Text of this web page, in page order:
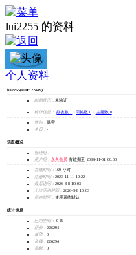
lui2255 的资料
lui2255
加为好友
发消息
个人资料
lui2255(UID: 22449)
邮箱状态： 未验证
统计信息： 好友数 1 回帖数 0 主题数 0
性别： 保密
生日： -
活跃概况
管理组：
用户组： 永久会员 有效期至 2034-11-01 00:00
在线时间： 169 小时
注册时间： 2023-11-11 10:22
最后访问： 2026-8-8 10:03
上次活动时间： 2026-8-8 10:03
所在时区： 使用系统默认
统计信息
已用空间：
0 B
积分： 226294
威望： 0
金钱： 226294
贡献： 0